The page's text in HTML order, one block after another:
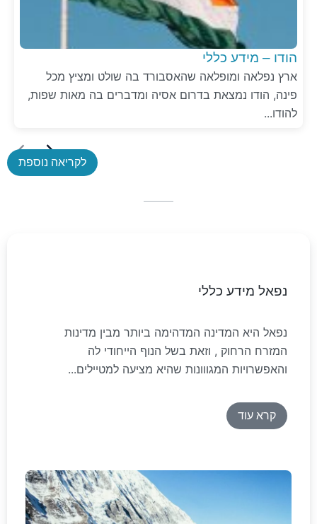
הודו – מידע כללי
ארץ נפלאה ומופלאה שהאסבורד בה שולט ומציץ מכל
פינה, הודו נמצאת בדרום אסיה ומדברים בה מאות שפות,
להודו...
לקריאה נוספת
נפאל מידע כללי
נפאל היא המדינה המדהימה ביותר מבין מדינות
המזרח הרחוק , וזאת בשל הנוף הייחודי לה
והאפשרויות המגווונות שהיא מציעה למטיילים...
קרא עוד